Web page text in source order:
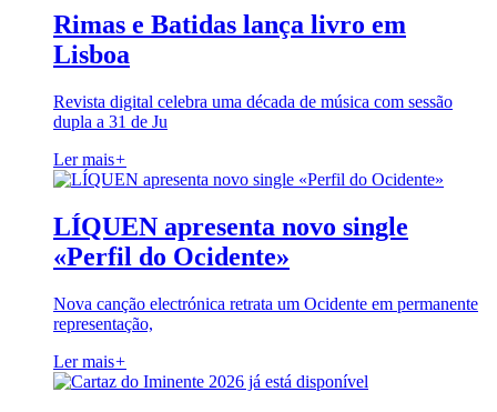
Rimas e Batidas lança livro em
Lisboa
Revista digital celebra uma década de música com sessão
dupla a 31 de Ju
Ler mais+
LÍQUEN apresenta novo single
«Perfil do Ocidente»
Nova canção electrónica retrata um Ocidente em permanente
representação,
Ler mais+